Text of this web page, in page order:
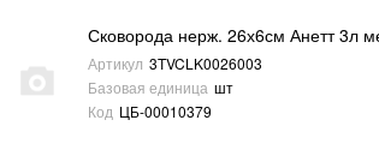
Сковорода нерж. 26х6см Анетт 3л
Артикул 3TVCLK0026003
Базовая единица шт
Код ЦБ-00010379